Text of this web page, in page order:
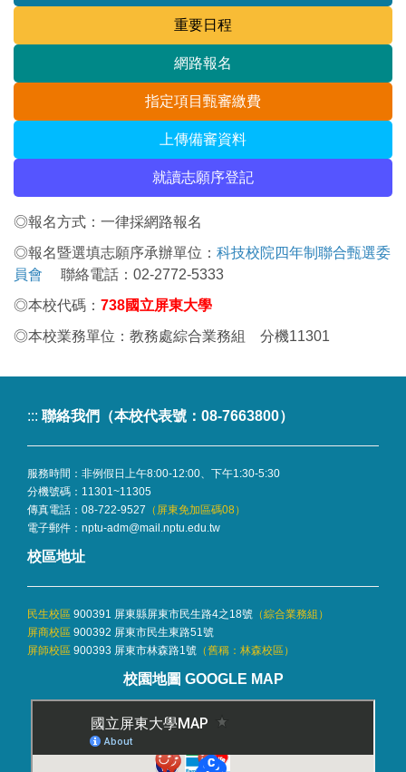
重要日程
網路報名
指定項目甄審繳費
上傳備審資料
就讀志願序登記
◎報名方式：一律採網路報名
◎報名暨選填志願序承辦單位： 科技校院四年制聯合甄選委
員會 聯絡電話：02-2772-5333
◎本校代碼： 738國立屏東大學
◎本校業務單位：教務處綜合業務組 分機11301
::: 聯絡我們（本校代表號：08-7663800）
服務時間：非例假日上午8:00-12:00、下午1:30-5:30
分機號碼： 11301~11305
傳真電話：08-722-9527 （屏東免加區碼08）
電子郵件： nptu-adm@mail.nptu.edu.tw
校區地址
民生校區 900391 屏東縣屏東市民生路4之18號 （綜合業務組 ）
屏商校區 900392 屏東市民生東路51號
屏師校區 900393 屏東市林森路1號 （舊稱：林森校區）
校園地圖 GOOGLE MAP